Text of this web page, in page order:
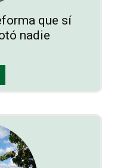
que sí
nadie